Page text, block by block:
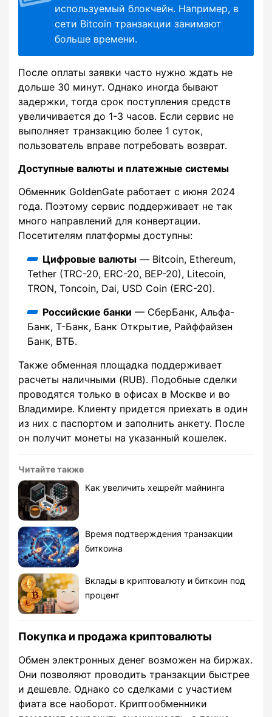
используемый блокчейн. Например, в
сети Bitcoin транзакции занимают
больше времени.
После оплаты заявки часто нужно ждать не
дольше 30 минут. Однако иногда бывают
задержки, тогда срок поступления средств
увеличивается до 1-3 часов. Если сервис не
выполняет транзакцию более 1 суток,
пользователь вправе потребовать возврат.
Доступные валюты и платежные системы
Обменник GoldenGate работает с июня 2024
года. Поэтому сервис поддерживает не так
много направлений для конвертации.
Посетителям платформы доступны:
Цифровые валюты — Bitcoin, Ethereum,
Tether (TRC-20, ERC-20, BEP-20), Litecoin,
TRON, Toncoin, Dai, USD Coin (ERC-20).
Российские банки — СберБанк, Альфа-
Банк, Т-Банк, Банк Открытие, Райффайзен
Банк, ВТБ.
Также обменная площадка поддерживает
расчеты наличными (RUB). Подобные сделки
проводятся только в офисах в Москве и во
Владимире. Клиенту придется приехать в один
из них с паспортом и заполнить анкету. После
он получит монеты на указанный кошелек.
Читайте также
Как увеличить хешрейт майнинга
Время подтверждения транзакции
биткоина
Вклады в криптовалюту и биткоин под
процент
Покупка и продажа криптовалюты
Обмен электронных денег возможен на биржах.
Они позволяют проводить транзакции быстрее
и дешевле. Однако со сделками с участием
фиата все наоборот. Криптообменники